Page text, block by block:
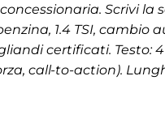
Scrivi la
1.4 TSI, cambio
certificati. Testo:
call-to-action).